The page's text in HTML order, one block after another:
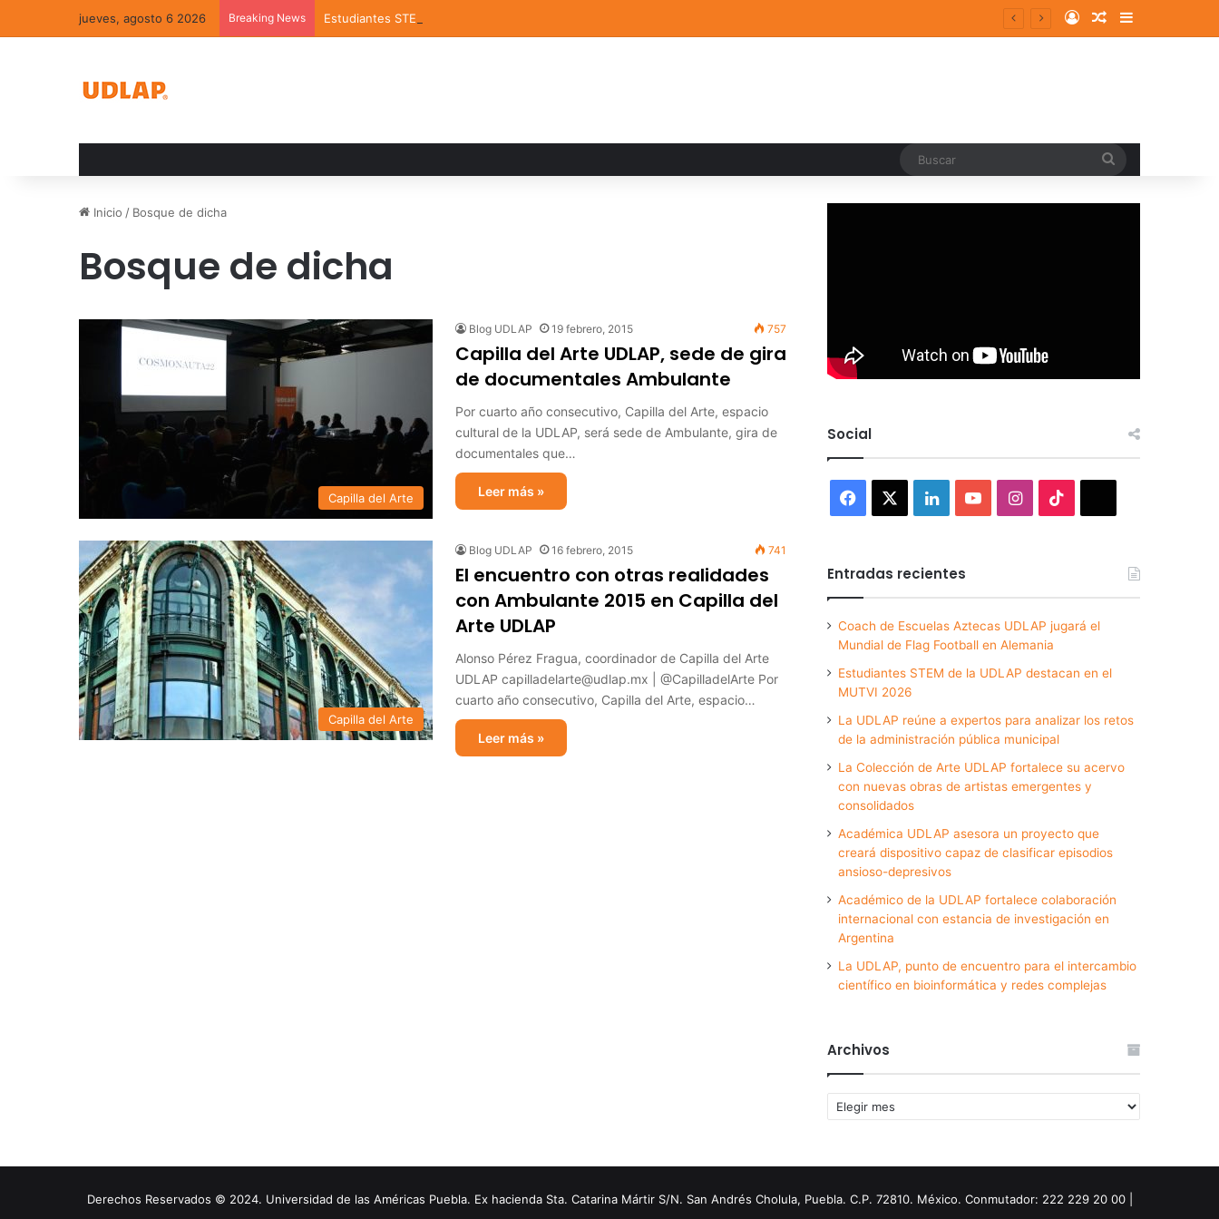
jueves, agosto 6 2026 Breaking News Estudiantes STEM de la UDLAP destacan en el MUTVI 2026 Log InRandom Article
Sidebar
Inicio / Bosque de dicha
Bosque de dicha
Capilla del Arte
Blog UDLAP 19 febrero, 2015 757
Capilla del Arte UDLAP, sede de gira
de documentales Ambulante
Por cuarto año consecutivo, Capilla del Arte, espacio
cultural de la UDLAP, será sede de Ambulante, gira de
documentales que…
Leer más »
Capilla del Arte
Blog UDLAP 16 febrero, 2015 741
El encuentro con otras realidades
con Ambulante 2015 en Capilla del
Arte UDLAP
Alonso Pérez Fragua, coordinador de Capilla del Arte
UDLAP capilladelarte@udlap.mx | @CapilladelArte Por
cuarto año consecutivo, Capilla del Arte, espacio…
Leer más »
Social
Facebook LinkedInYouTubeInstagram
Entradas recientes
Coach de Escuelas Aztecas UDLAP jugará el
Mundial de Flag Football en Alemania
Estudiantes STEM de la UDLAP destacan en el
MUTVI 2026
La UDLAP reúne a expertos para analizar los retos
de la administración pública municipal
La Colección de Arte UDLAP fortalece su acervo
con nuevas obras de artistas emergentes y
consolidados
Académica UDLAP asesora un proyecto que
creará dispositivo capaz de clasificar episodios
ansioso-depresivos
Académico de la UDLAP fortalece colaboración
internacional con estancia de investigación en
Argentina
La UDLAP, punto de encuentro para el intercambio
científico en bioinformática y redes complejas
Archivos
Archivos
Derechos Reservados © 2024. Universidad de las Américas Puebla. Ex hacienda Sta. Catarina Mártir S/N. San Andrés Cholula, Puebla. C.P. 72810. México. Conmutador: 222 229 20 00 |